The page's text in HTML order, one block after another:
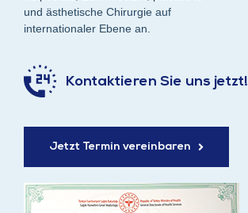
und ästhetische Chirurgie auf
internationaler Ebene an.
Kontaktieren Sie uns jetzt!
Jetzt Termin vereinbaren